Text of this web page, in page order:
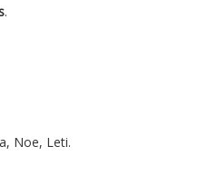
.
Noe, Leti.